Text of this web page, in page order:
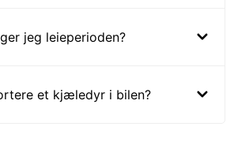
jeg leieperioden?
et kjæledyr i bilen?